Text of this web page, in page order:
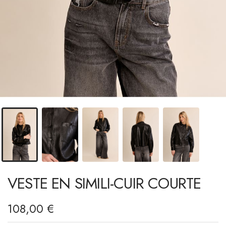
VESTE EN SIMILI-CUIR COURTE
108,00 €